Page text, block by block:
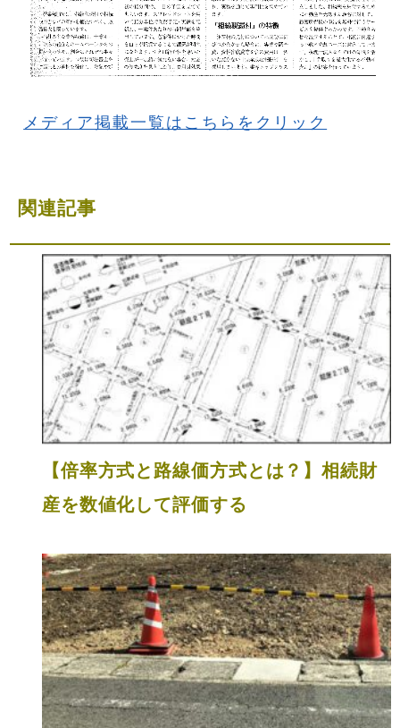
メディア掲載一覧はこちらをクリック
関連記事
【倍率方式と路線価方式とは？】相続財
産を数値化して評価する